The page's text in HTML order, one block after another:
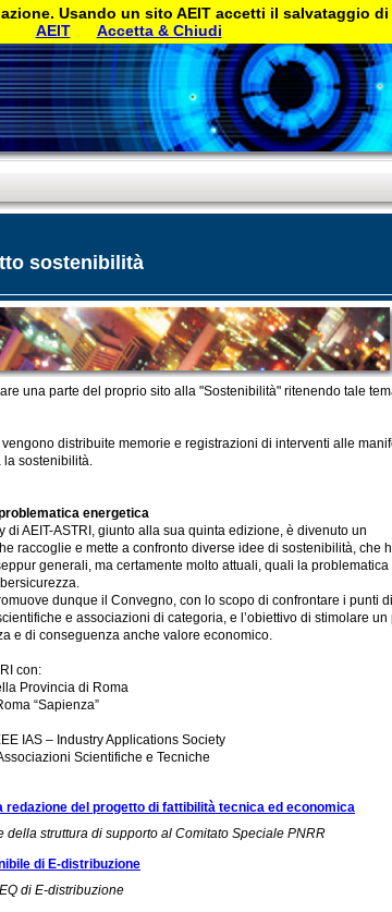
sostenibilità
una parte del proprio sito alla "Sostenibilità" ritenendo tale
distribuite memorie e registrazioni di interventi alle
la sostenibilità.
energetica
di AEIT-ASTRI, giunto alla sua quinta edizione, è divenuto un
raccoglie e mette a confronto diverse idee di sostenibilità, che
generali, ma certamente molto attuali, quali la problematica
dunque il Convegno, con lo scopo di confrontare i punti
e associazioni di categoria, e l’obiettivo di stimolare un
e di conseguenza anche valore economico.
con:
Provincia di Roma
“Sapienza”
IAS – Industry Applications Society
Scientifiche e Tecniche
redazione del progetto di fattibilità tecnica ed economica
della struttura di supporto al Comitato Speciale PNRR
di E-distribuzione
di E-distribuzione
Usando un sito AEIT accetti il salvataggio
AEIT
Accetta & Chiudi